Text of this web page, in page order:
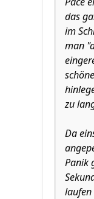
das
im
man
zu
Da
Panik
laufen